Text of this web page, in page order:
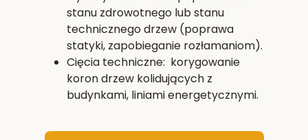
stanu zdrowotnego lub stanu
technicznego drzew (poprawa
statyki, zapobieganie rozłamaniom).
Cięcia techniczne: korygowanie
koron drzew kolidujących z
budynkami, liniami energetycznymi.